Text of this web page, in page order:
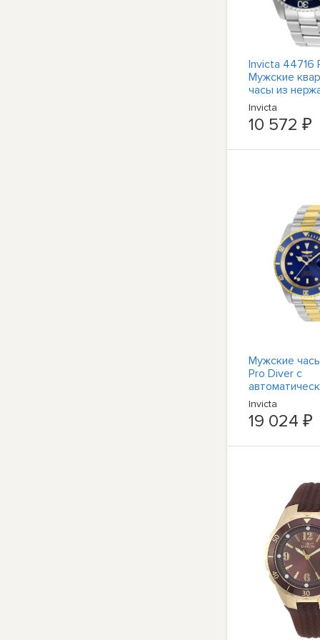
Invicta 44716
Мужские
часы из
стали с синим
циферблатом
PC32
Invicta
10 572 ₽
Мужские
Pro Diver с
циферблатом
8928OBXL
Invicta
19 024 ₽